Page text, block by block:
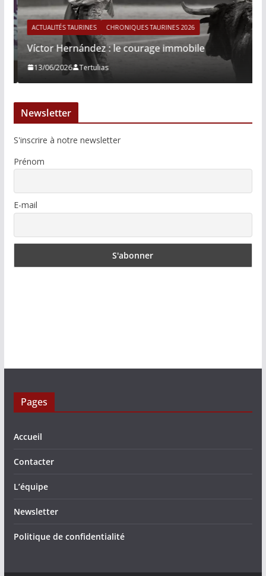
ACTUALITÉS TAURINES CHRONIQUES TAURINES 2026
Víctor Hernández : le courage immobile
13/06/2026 Tertulias
Newsletter
S'inscrire à notre newsletter
Prénom
E-mail
Pages
Accueil
Contacter
L’équipe
Newsletter
Politique de confidentialité